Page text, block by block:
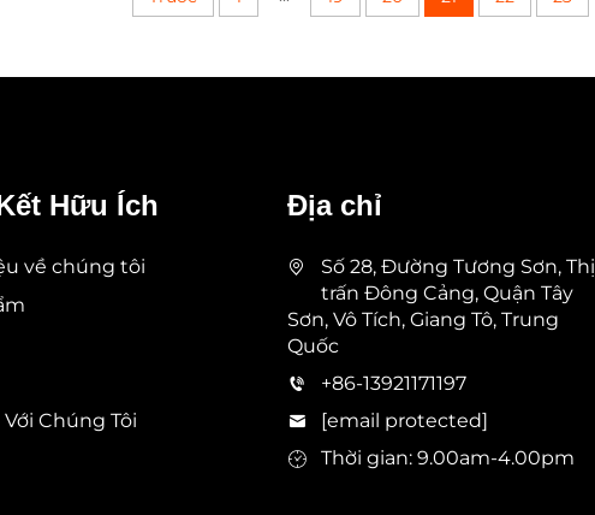
Hữu Ích
về chúng tôi
Chúng Tôi
Địa chỉ
Số 28, Đường Tương Sơn, Thị
trấn Đông Cảng, Quận Tây
Sơn, Vô Tích, Giang Tô, Trung
Quốc
+86-13921171197
[email protected]
Thời gian: 9.00am-4.00pm